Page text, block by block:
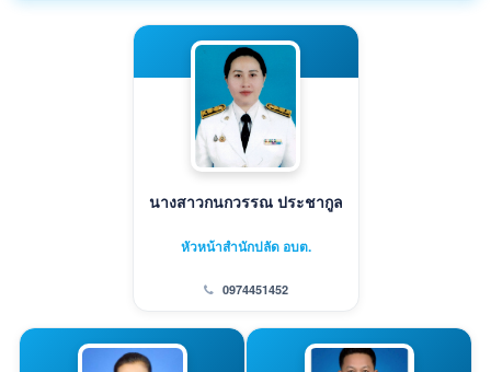
นางสาวกนกวรรณ ประชากูล
หัวหน้าสำนักปลัด อบต.
0974451452